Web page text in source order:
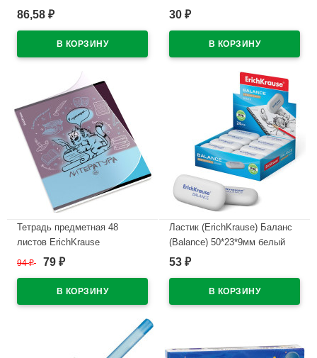
Gold) зеленый, 0,5мм, масло
86,58 ₽ универсальная М арт У 295
30 ₽
Тетрадь предметная 48
листов ErichKrause
Котоформулы Литература
арт.62537
94₽ 79 ₽
Ластик (ErichKrause) Баланс
(Balance) 50*23*9мм белый
арт.34638
53 ₽